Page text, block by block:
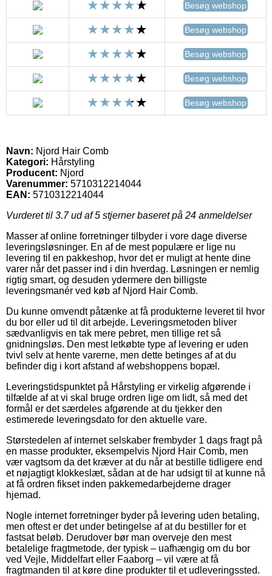
Besøg webshop
Besøg webshop
Besøg webshop
Besøg webshop
Besøg webshop
Navn: Njord Hair Comb
Kategori: Hårstyling
Producent: Njord
Varenummer: 5710312214044
EAN: 5710312214044
Vurderet til 3.7ud af 5 stjerner baseret på 24 anmeldelser
Masser af online forretninger tilbyder i vore dage diverse
leveringsløsninger. En af de mest populære er lige nu
levering til en pakkeshop, hvor det er muligt at hente dine
varer når det passer ind i din hverdag. Løsningen er nemlig
rigtig smart, og desuden ydermere den billigste
leveringsmanér ved køb af Njord Hair Comb.
Du kunne omvendt påtænke at få produkterne leveret til hvor
du bor eller ud til dit arbejde. Leveringsmetoden bliver
sædvanligvis en tak mere pebret, men tillige ret så
gnidningsløs. Den mest letkøbte type af levering er uden
tvivl selv at hente varerne, men dette betinges af at du
befinder dig i kort afstand af webshoppens bopæl.
Leveringstidspunktet på Hårstyling er virkelig afgørende i
tilfælde af at vi skal bruge ordren lige om lidt, så med det
formål er det særdeles afgørende at du tjekker den
estimerede leveringsdato for den aktuelle vare.
Størstedelen af internet selskaber frembyder 1 dags fragt på
en masse produkter, eksempelvis Njord Hair Comb, men
vær vagtsom da det kræver at du når at bestille tidligere end
et nøjagtigt klokkeslæt, sådan at de har udsigt til at kunne nå
at få ordren fikset inden pakkemedarbejderne drager
hjemad.
Nogle internet forretninger byder på levering uden betaling,
men oftest er det under betingelse af at du bestiller for et
fastsat beløb. Derudover bør man overveje den mest
betalelige fragtmetode, der typisk – uafhængig om du bor
ved Vejle, Middelfart eller Faaborg – vil være at få
fragtmanden til at køre dine produkter til et udleveringssted.